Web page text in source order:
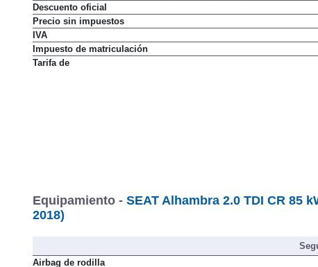
Descuento oficial
Precio sin impuestos
IVA
Impuesto de matriculación
Tarifa de
Equipamiento - SEAT Alhambra 2.0 TDI CR 85
2018)
Airbag de rodilla